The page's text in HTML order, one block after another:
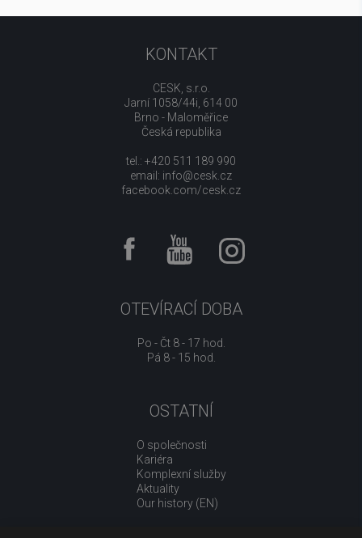
KONTAKT
CESK, s.r.o.
Jarní 1058/44i, 614 00
Brno - Maloměřice
Česká republika
tel.: +420 511 189 990
email: info@cesk.cz
facebook.com/cesk.cz
OTEVÍRACÍ DOBA
Po - Čt 8 - 17 hod.
Pá 8 - 15 hod.
OSTATNÍ
O společnosti
Kariéra
Komplexní služby
Aktuality
Our history (EN)